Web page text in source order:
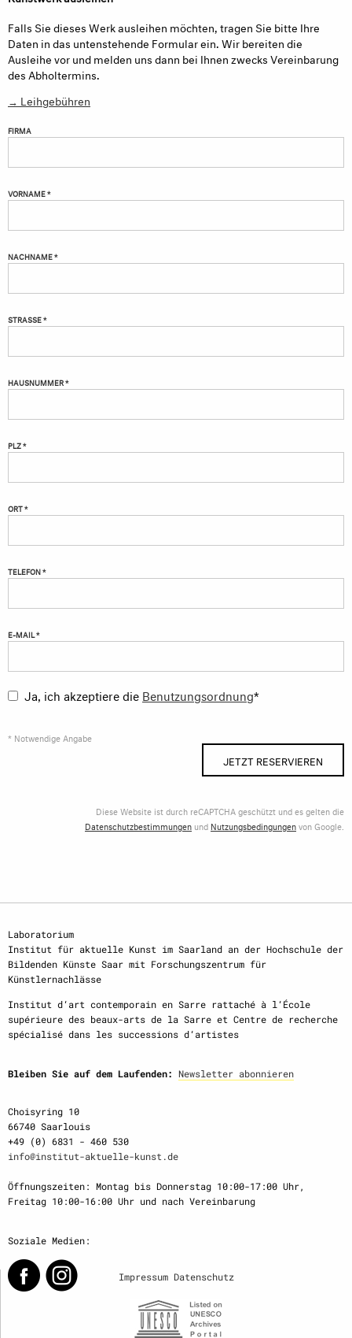
Falls Sie dieses Werk ausleihen möchten, tragen Sie bitte Ihre
Daten in das untenstehende Formular ein. Wir bereiten die
Ausleihe vor und melden uns dann bei Ihnen zwecks Vereinbarung
des Abholtermins.
→ Leihgebühren
FIRMA
VORNAME *
NACHNAME *
STRASSE *
HAUSNUMMER *
PLZ *
ORT *
TELEFON *
E-MAIL *
Ja, ich akzeptiere die Benutzungsordnung*
* Notwendige Angabe
JETZT RESERVIEREN
Diese Website ist durch reCAPTCHA geschützt und es gelten die
Datenschutzbestimmungen und Nutzungsbedingungenvon Google.
Laboratorium
Institut für aktuelle Kunst im Saarland an der Hochschule der
Bildenden Künste Saar mit Forschungszentrum für
Künstlernachlässe
Institut d‘art contemporain en Sarre rattaché à l‘École
supérieure des beaux-arts de la Sarre et Centre de recherche
spécialisé dans les successions d‘artistes
Bleiben Sie auf dem Laufenden: Newsletter abonnieren
Choisyring 10
66740 Saarlouis
+49 (0) 6831 - 460 530
info@institut-aktuelle-kunst.de
Öffnungszeiten: Montag bis Donnerstag 10:00-17:00 Uhr,
Freitag 10:00-16:00 Uhr und nach Vereinbarung
Soziale Medien:
Impressum Datenschutz